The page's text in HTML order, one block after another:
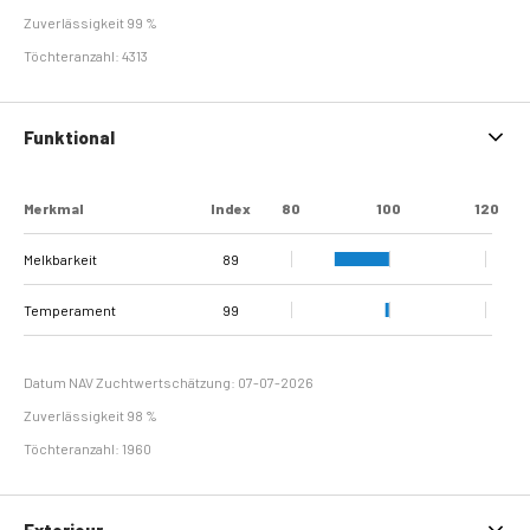
Zuverlässigkeit 99 %
Töchteranzahl: 4313
Funktional
Merkmal Index 80 100 120
Melkbarkeit 89
Temperament 99
Datum NAV Zuchtwertschätzung: 07-07-2026
Zuverlässigkeit 98 %
Töchteranzahl: 1960